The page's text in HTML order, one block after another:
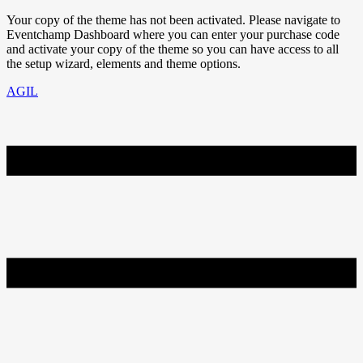
Your copy of the theme has not been activated. Please navigate to
Eventchamp Dashboard where you can enter your purchase code
and activate your copy of the theme so you can have access to all
the setup wizard, elements and theme options.
AGIL